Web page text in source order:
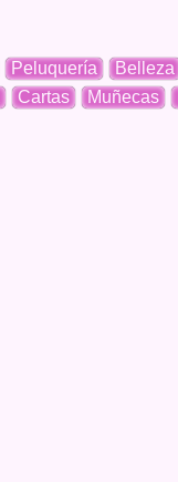
Peluquería Belleza
Cartas Muñecas